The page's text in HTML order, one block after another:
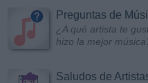
Preguntas de
¿A qué artista te
hizo la mejor
Saludos de